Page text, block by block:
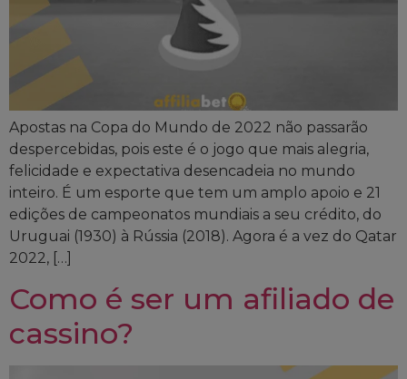
Apostas na Copa do Mundo de 2022 não passarão
despercebidas, pois este é o jogo que mais alegria,
felicidade e expectativa desencadeia no mundo
inteiro. É um esporte que tem um amplo apoio e 21
edições de campeonatos mundiais a seu crédito, do
Uruguai (1930) à Rússia (2018). Agora é a vez do Qatar
2022, […]
Como é ser um afiliado de
cassino?